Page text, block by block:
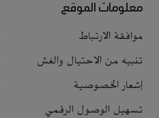
معلومات الموقع
موافقة الارتباط
تنبيه من الاحتيال والغش
إشعار الخصوصية
تسهيل الوصول الرقمي